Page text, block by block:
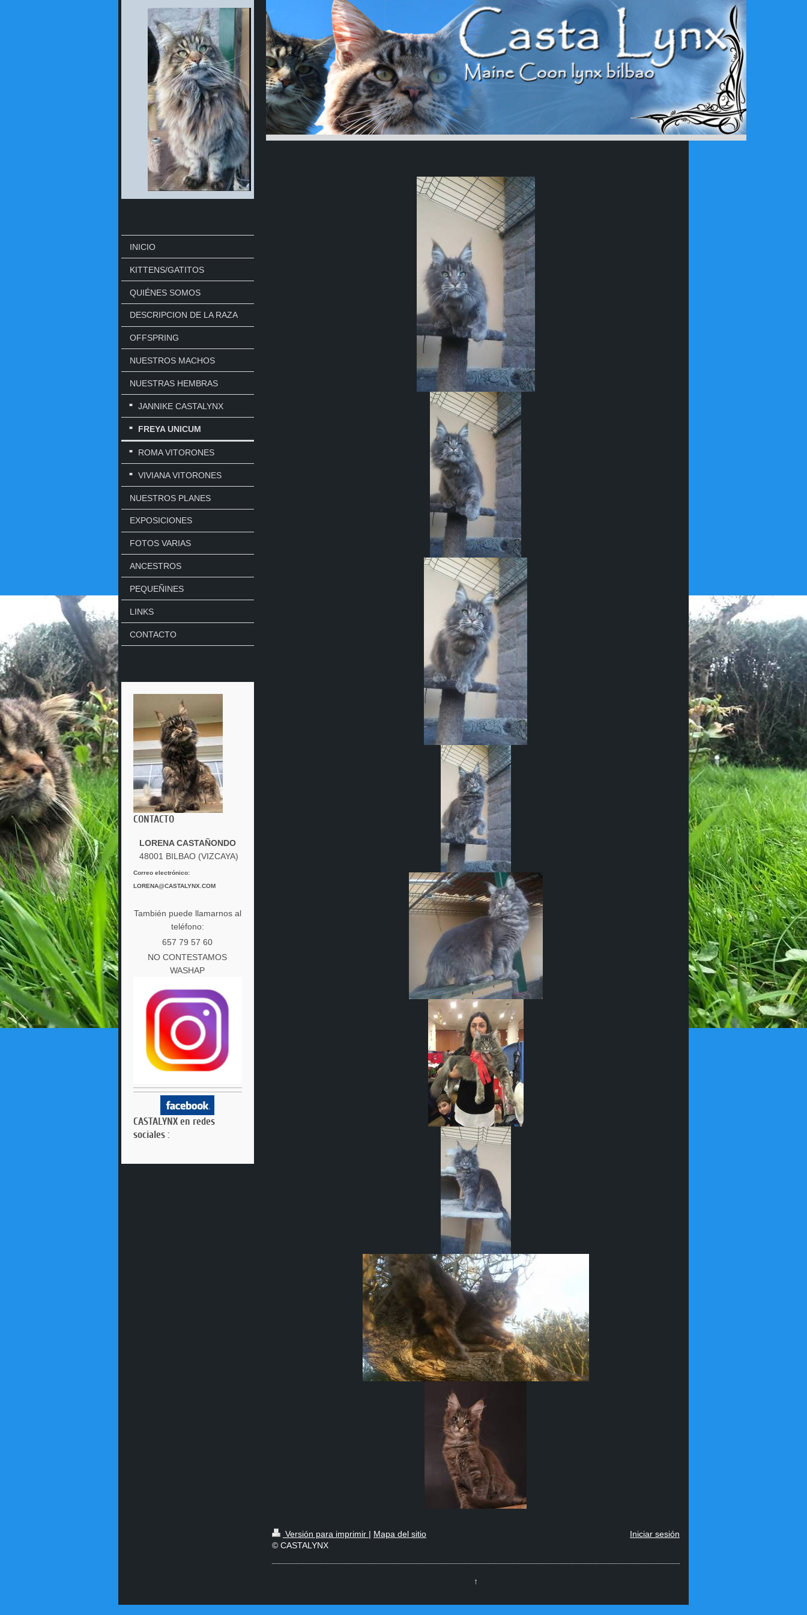
INICIO
KITTENS/GATITOS
QUIÉNES SOMOS
DESCRIPCION DE LA RAZA
OFFSPRING
NUESTROS MACHOS
NUESTRAS HEMBRAS
JANNIKE CASTALYNX
FREYA UNICUM
ROMA VITORONES
VIVIANA VITORONES
NUESTROS PLANES
EXPOSICIONES
FOTOS VARIAS
ANCESTROS
PEQUEÑINES
LINKS
CONTACTO
CONTACTO
LORENA CASTAÑONDO
48001 BILBAO (VIZCAYA)
Correo electrónico:
LORENA@CASTALYNX.COM
También puede llamarnos al
teléfono:
657 79 57 60
NO CONTESTAMOS
WASHAP
CASTALYNX en redes
sociales :
Versión para imprimir | Mapa del sitio
© CASTALYNX
Iniciar sesión
↑